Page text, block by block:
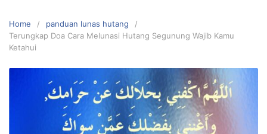
Home
panduan lunas hutang
Terungkap Doa Cara Melunasi Hutang Segunung Wajib Kamu
Ketahui